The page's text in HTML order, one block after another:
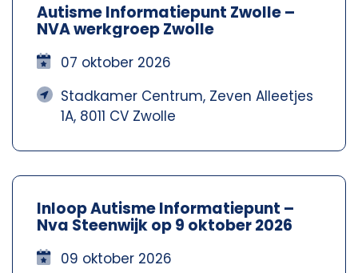
Autisme Informatiepunt Zwolle –
NVA werkgroep Zwolle
07 oktober 2026
Stadkamer Centrum, Zeven Alleetjes
1A, 8011 CV Zwolle
Inloop Autisme Informatiepunt –
Nva Steenwijk op 9 oktober 2026
09 oktober 2026